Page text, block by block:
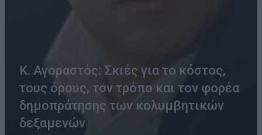
Κ. Αγοραστός: Σκιές για το κόστος,
τους όρους, τον τρόπο και τον φορέα
δημοπράτησης των κολυμβητικών
δεξαμενών